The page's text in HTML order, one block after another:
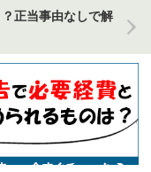
正当事由なしで解